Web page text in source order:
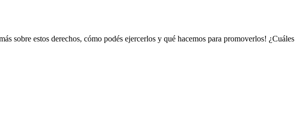
sobre estos derechos, cómo podés ejercerlos y qué hacemos para promoverlos! ¿Cuáles